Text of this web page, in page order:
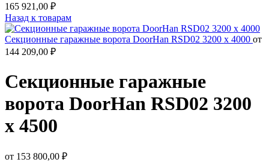
165 921,00 ₽
Назад к товарам
Секционные гаражные ворота DoorHan RSD02 3200 х 4000 от
144 209,00 ₽
Секционные гаражные
ворота DoorHan RSD02 3200
х 4500
от 153 800,00 ₽